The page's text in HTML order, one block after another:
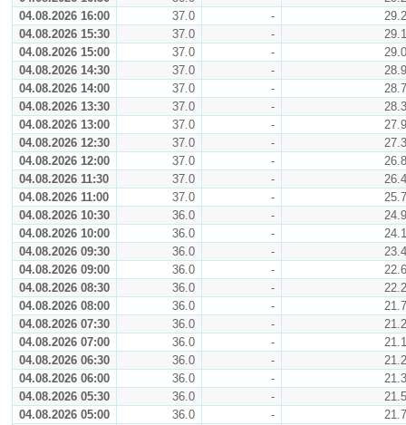
04.08.2026 16:00
37.0 -
29.2
04.08.2026 15:30
37.0 -
29.1
04.08.2026 15:00
37.0 -
29.0
04.08.2026 14:30
37.0 -
28.9
04.08.2026 14:00
37.0 -
28.7
04.08.2026 13:30
37.0 -
28.3
04.08.2026 13:00
37.0 -
27.9
04.08.2026 12:30
37.0 -
27.3
04.08.2026 12:00
37.0 -
26.8
04.08.2026 11:30
37.0 -
26.4
04.08.2026 11:00
37.0 -
25.7
04.08.2026 10:30
36.0 -
24.9
04.08.2026 10:00
36.0 -
24.1
04.08.2026 09:30
36.0 -
23.4
04.08.2026 09:00
36.0 -
22.6
04.08.2026 08:30
36.0 -
22.2
04.08.2026 08:00
36.0 -
21.7
04.08.2026 07:30
36.0 -
21.2
04.08.2026 07:00
36.0 -
21.1
04.08.2026 06:30
36.0 -
21.2
04.08.2026 06:00
36.0 -
21.3
04.08.2026 05:30
36.0 -
21.5
04.08.2026 05:00
36.0 -
21.7